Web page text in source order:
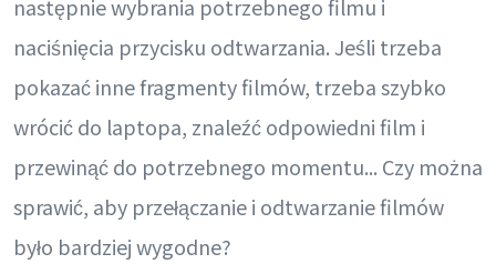
następnie wybrania potrzebnego filmu i
naciśnięcia przycisku odtwarzania. Jeśli trzeba
pokazać inne fragmenty filmów, trzeba szybko
wrócić do laptopa, znaleźć odpowiedni film i
przewinąć do potrzebnego momentu... Czy można
sprawić, aby przełączanie i odtwarzanie filmów
było bardziej wygodne?